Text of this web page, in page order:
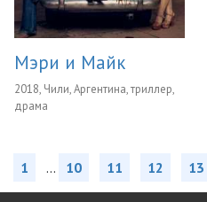
Мэри и Майк
2018, Чили, Аргентина, триллер,
драма
1 ... 10 11 12 13